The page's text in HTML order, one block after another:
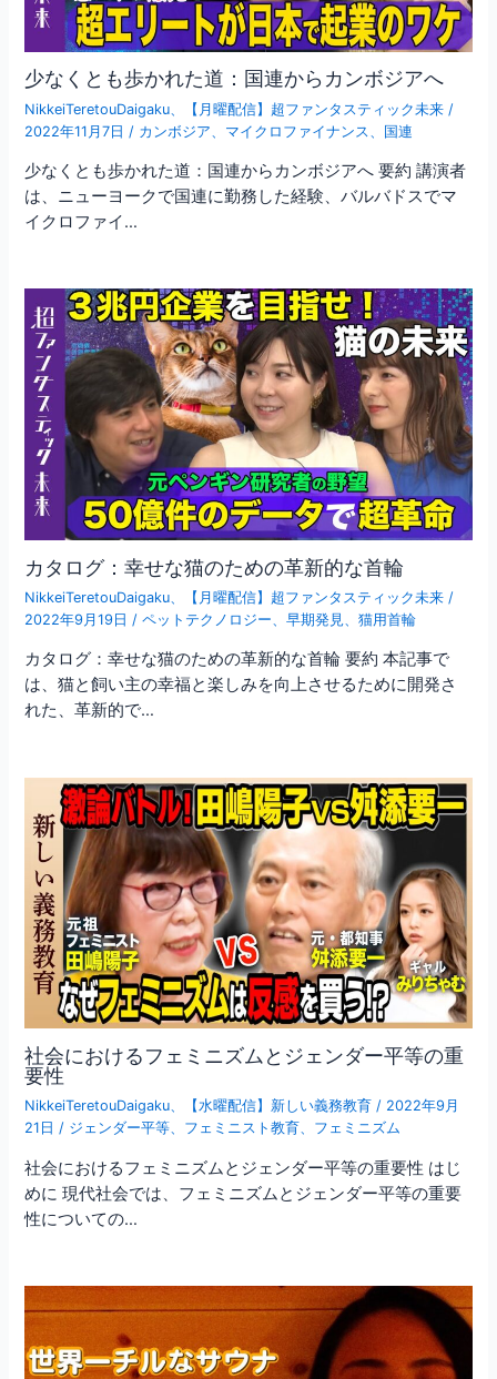
少なくとも歩かれた道：国連からカンボジアへ
NikkeiTeretouDaigaku 【月曜配信】超ファンタスティック未来 /
2022年11月7日 / カンボジア マイクロファイナンス 国連
少なくとも歩かれた道：国連からカンボジアへ 要約 講演者
は、ニューヨークで国連に勤務した経験、バルバドスでマ
イクロファイ…
カタログ：幸せな猫のための革新的な首輪
NikkeiTeretouDaigaku 【月曜配信】超ファンタスティック未来 /
2022年9月19日 /ペットテクノロジー 、早期発見 、猫用首輪
カタログ：幸せな猫のための革新的な首輪 要約 本記事で
は、猫と飼い主の幸福と楽しみを向上させるために開発さ
れた、革新的で…
社会におけるフェミニズムとジェンダー平等の重
要性
NikkeiTeretouDaigaku、 【水曜配信】新しい義務教育 / 2022年9月
21日 / ジェンダー平等、 フェミニスト教育、 フェミニズム
社会におけるフェミニズムとジェンダー平等の重要性 はじ
めに 現代社会では、フェミニズムとジェンダー平等の重要
性についての…